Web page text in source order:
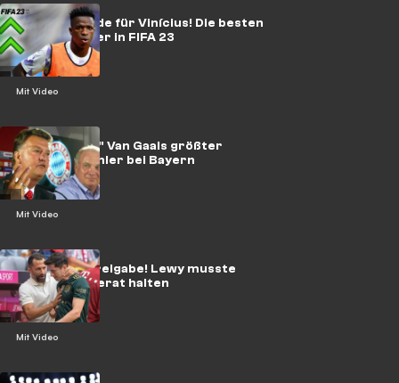
Mit Video
Mega-Upgrade für Vinícius! Die besten
LaLiga-Spieler in FIFA 23
Mit Video
"Respektlos!" Van Gaals größter
Transfer-Fehler bei Bayern
Mit Video
Für Barca-Freigabe! Lewy musste
offenbar Referat halten